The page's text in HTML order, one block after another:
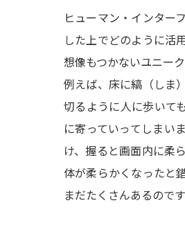
ヒューマン・インター
した上でどのように活
想像もつかないユニー
例えば、床に縞（しま
切るように人に歩いて
に寄っていってしまい
け、握ると画面内に柔
体が柔らかくなったと
まだたくさんあるのです